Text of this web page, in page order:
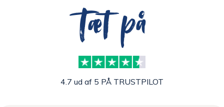
Tæt på
4.7 ud af 5 PÅ TRUSTPILOT